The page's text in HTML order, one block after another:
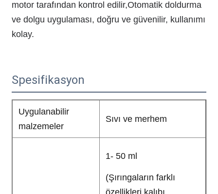
motor tarafından kontrol edilir,Otomatik doldurma
ve dolgu uygulaması, doğru ve güvenilir, kullanımı
kolay.
Spesifikasyon
Uygulanabilir
malzemeler
Sıvı ve merhem
1- 50 ml
(Şırıngaların farklı
özellikleri kalıbı